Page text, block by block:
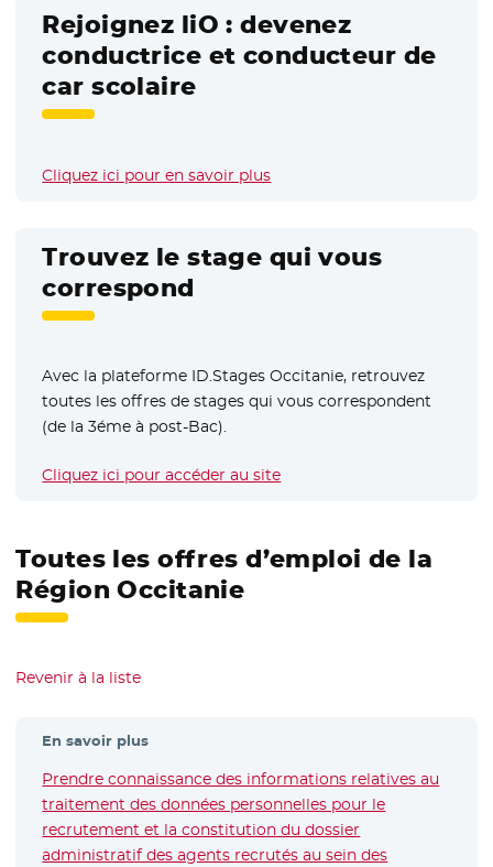
Rejoignez liO : devenez
conductrice et conducteur de
car scolaire
Cliquez ici pour en savoir plus
Trouvez le stage qui vous
correspond
Avec la plateforme ID.Stages Occitanie, retrouvez
toutes les offres de stages qui vous correspondent
(de la 3éme à post-Bac).
Cliquez ici pour accéder au site
Toutes les offres d’emploi de la
Région Occitanie
Revenir à la liste
En savoir plus
Prendre connaissance des informations relatives au
traitement des données personnelles pour le
recrutement et la constitution du dossier
administratif des agents recrutés au sein des